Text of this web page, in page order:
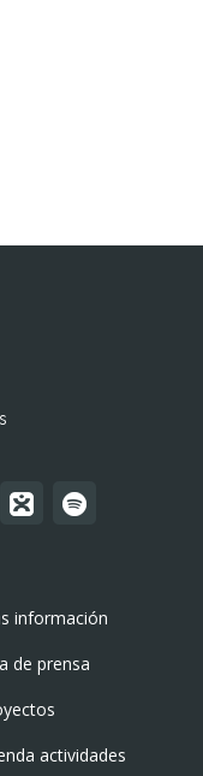
información
de prensa
actividades